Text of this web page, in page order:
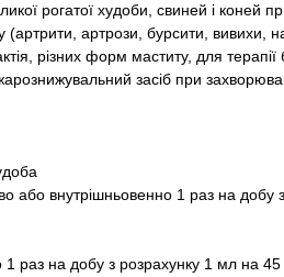
рогатої худоби, свиней і коней
(артрити, артрози, бурсити, вивихи,
різних форм маститу, для
засіб при
або внутрішньовенно 1 раз на добу
1 раз на добу з розрахунку 1 мл на